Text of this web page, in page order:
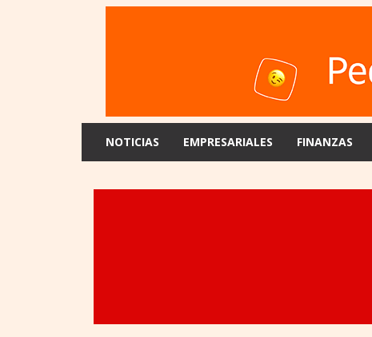
NOTICIAS EMPRESARIALES FINANZAS